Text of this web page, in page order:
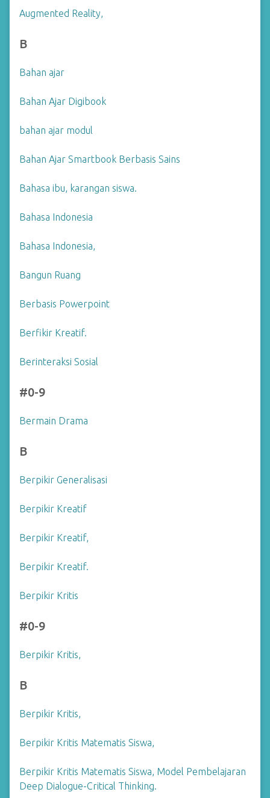
Augmented Reality,
B
Bahan ajar
Bahan Ajar Digibook
bahan ajar modul
Bahan Ajar Smartbook Berbasis Sains
Bahasa ibu, karangan siswa.
Bahasa Indonesia
Bahasa Indonesia,
Bangun Ruang
Berbasis Powerpoint
Berfikir Kreatif.
Berinteraksi Sosial
#0-9
Bermain Drama
B
Berpikir Generalisasi
Berpikir Kreatif
Berpikir Kreatif,
Berpikir Kreatif.
Berpikir Kritis
#0-9
Berpikir Kritis,
B
Berpikir Kritis,
Berpikir Kritis Matematis Siswa,
Berpikir Kritis Matematis Siswa, Model Pembelajaran
Deep Dialogue-Critical Thinking.